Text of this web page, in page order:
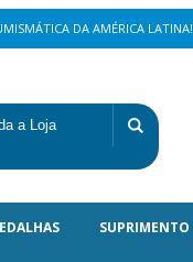
DA AMÉRICA LATINA!
SUPRIMENTO